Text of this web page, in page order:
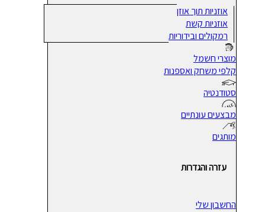
אוזניות תוך אוזן
אוזניות קשת
רמקולים ובידוריות
מוצרי חשמל
קלפי משחק ואספנות
סטודנטיה
מבצעים עונתיים
מותגים
עזרה והגדרות
החשבון שלי